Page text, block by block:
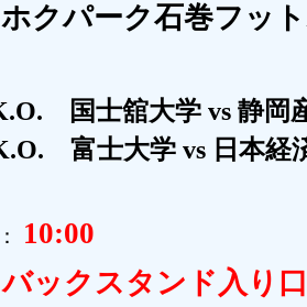
クパーク石巻フッ
国士舘大学 vs 静岡
富士大学 vs 日本経
10:00
バックスタンド入り口